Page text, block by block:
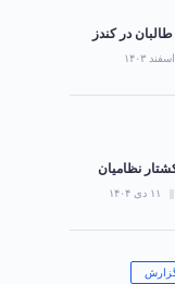
در کندز
نظامیان
۱۱ دی ۱۴۰۴
گزارش